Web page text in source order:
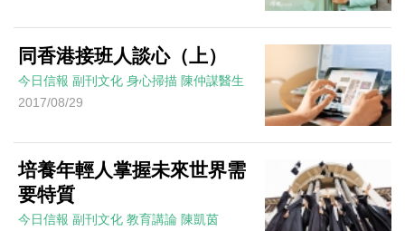
同香港接班人談心（上）
今日信報 副刊文化 身心掃描 陳仲謀醫生
2017/08/29
培養年輕人掌握未來世界需
要特質
今日信報 副刊文化 教育講論 陳凱茵